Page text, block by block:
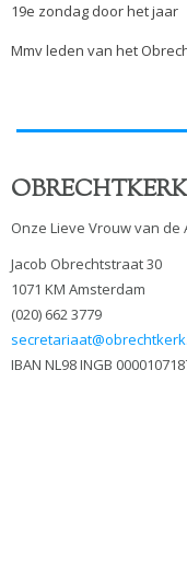
19e zondag door het jaar
Mmv leden van het
OBRECHTKERK
Onze Lieve Vrouw van
Jacob Obrechtstraat 30
1071 KM Amsterdam
(020) 662 3779
IBAN NL98 INGB